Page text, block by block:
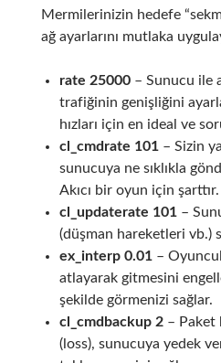
Mermilerinizin hedefe
ağ ayarlarını mutlaka
rate 25000– Sunucu ile
trafiğinin genişliğini
hızları için en ideal ve
cl_cmdrate 101– Sizin
sunucuya ne sıklıkla
Akıcı bir oyun için şarttır.
cl_updaterate 101–
(düşman hareketleri vb.)
ex_interp 0.01–
atlayarak gitmesini
şekilde görmenizi sağlar.
cl_cmdbackup 2– Paket
(loss), sunucuya yedek